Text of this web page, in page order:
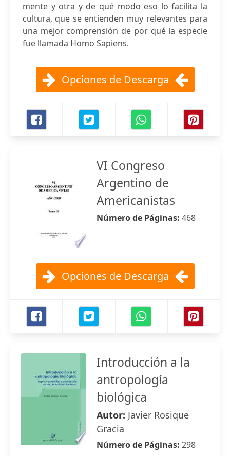
mente y otra y de qué modo eso lo facilita la
cultura, que se entienden muy relevantes para
una mejor comprensión de por qué la especie
fue llamada Homo Sapiens.
Opciones de Descarga
VI Congreso
Argentino de
Americanistas
Número de Páginas: 468
Opciones de Descarga
Introducción a la
antropología
biológica
Autor: Javier Rosique
Gracia
Número de Páginas: 298